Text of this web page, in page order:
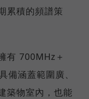
累積的頻譜策
有 700MHz＋
備涵蓋範圍廣、
築物室內，也能